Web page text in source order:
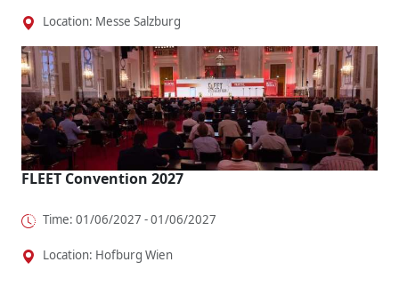
Location: Messe Salzburg
FLEET Convention 2027
Time: 01/06/2027 - 01/06/2027
Location: Hofburg Wien